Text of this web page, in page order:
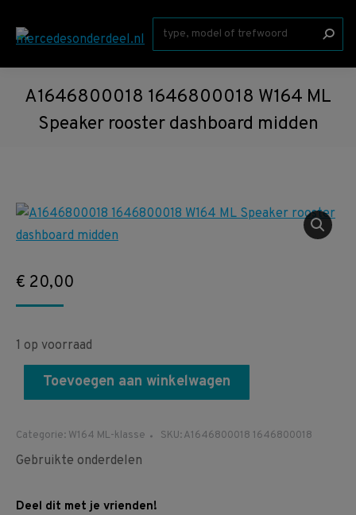
Zoeken:
A1646800018 1646800018 W164 ML
Speaker rooster dashboard midden
€ 20,00
1 op voorraad
Toevoegen aan winkelwagen
Categorie: W164 ML-klasse SKU:A1646800018 1646800018
Gebruikte onderdelen
Deel dit met je vrienden!